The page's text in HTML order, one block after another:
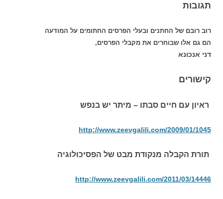
תגובות
רוב רובם של החתנים ובעלי הפרסים החתומים על המודעה
הם גם אלו שבוחרים את מקבלי הפרסים,
דני אנכונא
קישורים
ראיון עם חיים סבתו – מיתר יש בנפש
http://www.zeevgalili.com/2009/01/1045
תורת הקבלה מנקודת מבט של הפסיכולוגיה
http://www.zeevgalili.com/2011/03/14446